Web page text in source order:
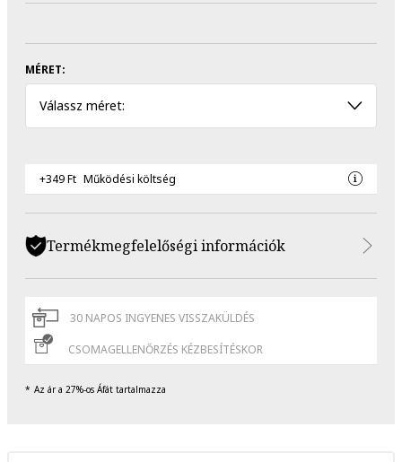
MÉRET:
Válassz méret:
+349 Ft Működési költség
Termékmegfelelőségi információk
30 NAPOS INGYENES VISSZAKÜLDÉS
CSOMAGELLENŐRZÉS KÉZBESÍTÉSKOR
Az ár a 27%-os Áfát tartalmazza